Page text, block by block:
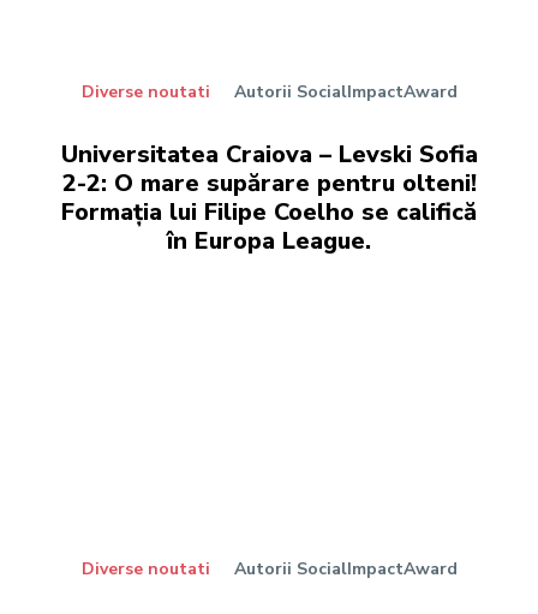
Diverse noutati Autorii SocialImpactAward
Universitatea Craiova – Levski Sofia
2-2: O mare supărare pentru olteni!
Formația lui Filipe Coelho se califică
în Europa League.
Diverse noutati Autorii SocialImpactAward